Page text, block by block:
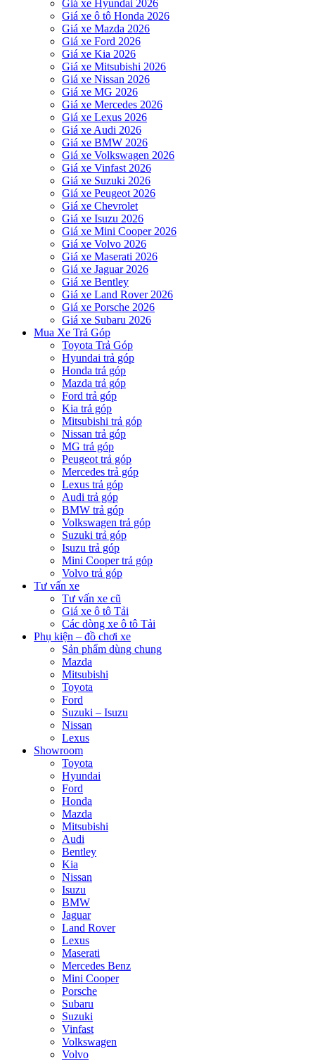
Giá xe Hyundai 2026
Giá xe ô tô Honda 2026
Giá xe Mazda 2026
Giá xe Ford 2026
Giá xe Kia 2026
Giá xe Mitsubishi 2026
Giá xe Nissan 2026
Giá xe MG 2026
Giá xe Mercedes 2026
Giá xe Lexus 2026
Giá xe Audi 2026
Giá xe BMW 2026
Giá xe Volkswagen 2026
Giá xe Vinfast 2026
Giá xe Suzuki 2026
Giá xe Peugeot 2026
Giá xe Chevrolet
Giá xe Isuzu 2026
Giá xe Mini Cooper 2026
Giá xe Volvo 2026
Giá xe Maserati 2026
Giá xe Jaguar 2026
Giá xe Bentley
Giá xe Land Rover 2026
Giá xe Porsche 2026
Giá xe Subaru 2026
Mua Xe Trả Góp
Toyota Trả Góp
Hyundai trả góp
Honda trả góp
Mazda trả góp
Ford trả góp
Kia trả góp
Mitsubishi trả góp
Nissan trả góp
MG trả góp
Peugeot trả góp
Mercedes trả góp
Lexus trả góp
Audi trả góp
BMW trả góp
Volkswagen trả góp
Suzuki trả góp
Isuzu trả góp
Mini Cooper trả góp
Volvo trả góp
Tư vấn xe
Tư vấn xe cũ
Giá xe ô tô Tải
Các dòng xe ô tô Tải
Phụ kiện – đồ chơi xe
Sản phẩm dùng chung
Mazda
Mitsubishi
Toyota
Ford
Suzuki – Isuzu
Nissan
Lexus
Showroom
Toyota
Hyundai
Ford
Honda
Mazda
Mitsubishi
Audi
Bentley
Kia
Nissan
Isuzu
BMW
Jaguar
Land Rover
Lexus
Maserati
Mercedes Benz
Mini Cooper
Porsche
Subaru
Suzuki
Vinfast
Volkswagen
Volvo